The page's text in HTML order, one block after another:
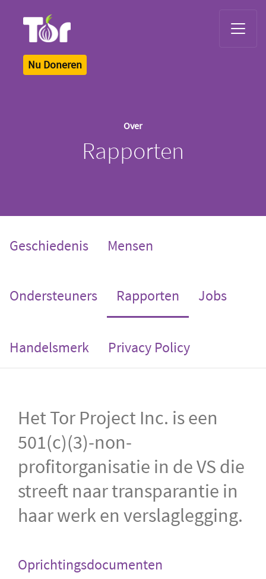
Nu Doneren
Over
Rapporten
Geschiedenis Mensen
Ondersteuners Rapporten (current)
Jobs
Handelsmerk Privacy Policy
Het Tor Project Inc. is een
501(c)(3)-non-
profitorganisatie in de VS die
streeft naar transparantie in
haar werk en verslaglegging.
Oprichtingsdocumenten